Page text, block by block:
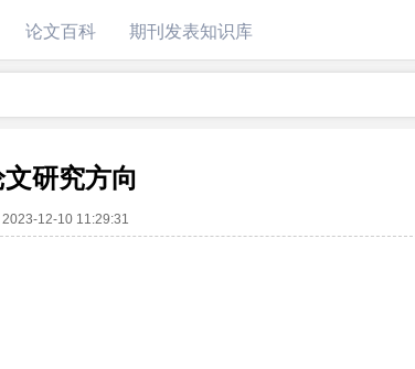
论文百科 期刊发表知识库
研究方向
2023-12-10 11:29:31